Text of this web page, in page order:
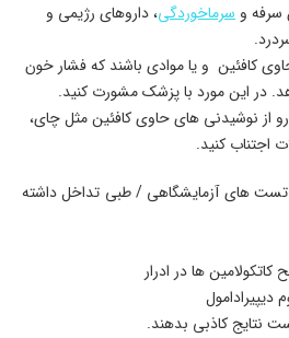
سرفه و سرماخوردگی، داروهای رژیمی و
کافئین و یا موادی باشند که فشار خون
در این مورد با پزشک مشورت کنید.
از نوشیدنی های حاوی کافئین مثل چای،
اجتناب کنید.
های آزمایشگاهی / طبی تداخل داشته
دیپیرادامول
نتایج کاذبی بدهند.